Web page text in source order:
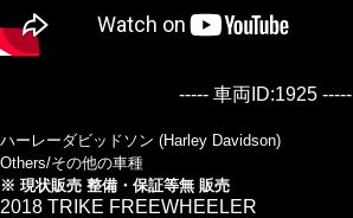
----- 車両ID:1925 -----
ハーレーダビッドソン (Harley Davidson)
Others/その他の車種
※ 現状販売 整備・保証等無 販売
2018 TRIKE FREEWHEELER